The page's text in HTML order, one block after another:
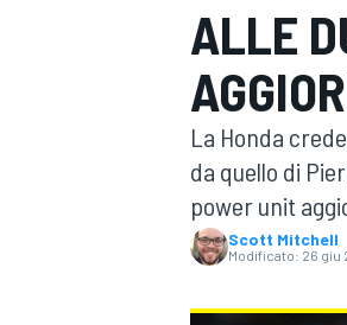
MOTOGP
ALLE
La Honda
da quello di
power unit
Scott Mitchell
Modificato: 26 giu